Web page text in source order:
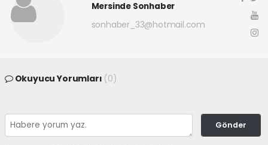
Mersinde Sonhaber
sonhaber_33@hotmail.com
Okuyucu Yorumları (0)
Gönder